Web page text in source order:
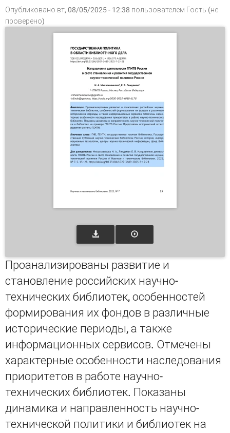
Опубликовано вт, 08/05/2025 - 12:38 пользователем Гость (не
проверено)
Проанализированы развитие и
становление российских научно-
технических библиотек, особенностей
формирования их фондов в различные
исторические периоды, а также
информационных сервисов. Отмечены
характерные особенности наследования
приоритетов в работе научно-
технических библиотек. Показаны
динамика и направленность научно-
технической политики и библиотек на